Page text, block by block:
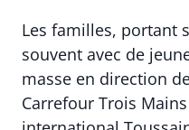
Les familles, portant
souvent avec de
masse en direction
Carrefour Trois